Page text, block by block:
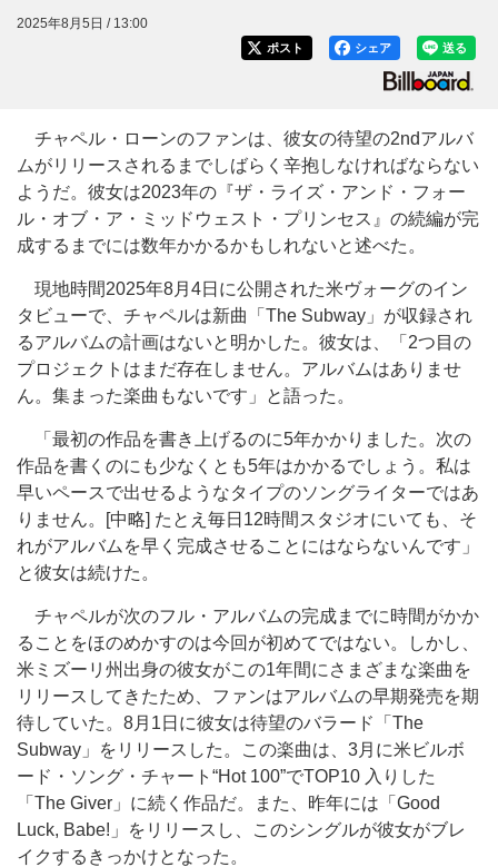
2025年8月5日 / 13:00
送る
シェア
ポスト
チャペル・ローンのファンは、彼女の待望の2ndアルバ
ムがリリースされるまでしばらく辛抱しなければならない
ようだ。彼女は2023年の『ザ・ライズ・アンド・フォー
ル・オブ・ア・ミッドウェスト・プリンセス』の続編が完
成するまでには数年かかるかもしれないと述べた。
現地時間2025年8月4日に公開された米ヴォーグのイン
タビューで、チャペルは新曲「The Subway」が収録され
るアルバムの計画はないと明かした。彼女は、「2つ目の
プロジェクトはまだ存在しません。アルバムはありませ
ん。集まった楽曲もないです」と語った。
「最初の作品を書き上げるのに5年かかりました。次の
作品を書くのにも少なくとも5年はかかるでしょう。私は
早いペースで出せるようなタイプのソングライターではあ
りません。[中略] たとえ毎日12時間スタジオにいても、そ
れがアルバムを早く完成させることにはならないんです」
と彼女は続けた。
チャペルが次のフル・アルバムの完成までに時間がかか
ることをほのめかすのは今回が初めてではない。しかし、
米ミズーリ州出身の彼女がこの1年間にさまざまな楽曲を
リリースしてきたため、ファンはアルバムの早期発売を期
待していた。8月1日に彼女は待望のバラード「The
Subway」をリリースした。この楽曲は、3月に米ビルボ
ード・ソング・チャート“Hot 100”でTOP10 入りした
「The Giver」に続く作品だ。また、昨年には「Good
Luck, Babe!」をリリースし、このシングルが彼女がブレ
イクするきっかけとなった。